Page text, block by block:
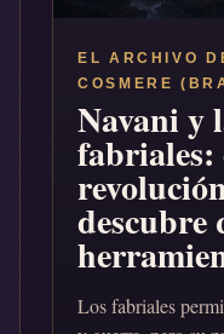
EL ARCHIVO
COSMERE
Navani y
fabriales:
descubre
Los fabriales